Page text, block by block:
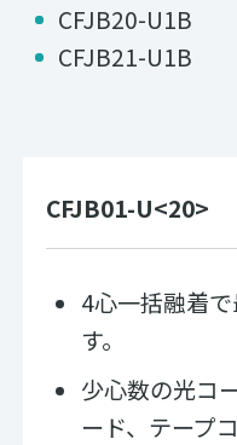
CFJB20-U1B
CFJB21-U1B
CFJB01-U<20>
4心一括融着
す。
少心数の光コ
ード、テープ